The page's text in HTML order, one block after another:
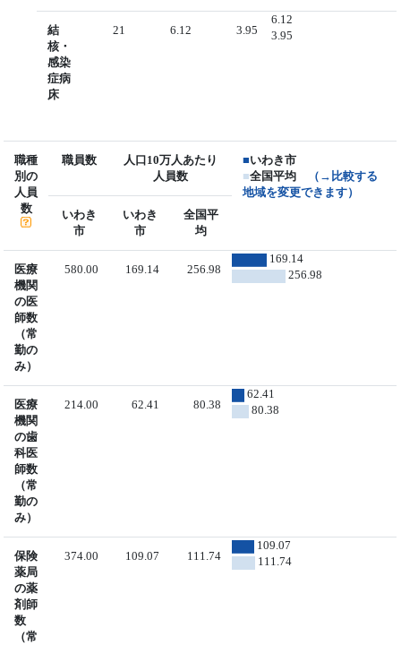
結
核・
感染
症病
床
21 6.12 3.95
6.12
3.95
職種
別の
人員
数
職員数
人口10万人あたり
人員数
■いわき市
■全国平均
（→比較する
地域を変更できます）
いわき
市
いわき
市
全国平
均
医療
機関
の医
師数
（常
勤の
み）
580.00 169.14 256.98
169.14
256.98
医療
機関
の歯
科医
師数
（常
勤の
み）
214.00 62.41 80.38
62.41
80.38
保険
薬局
の薬
剤師
数
（常
374.00 109.07 111.74
109.07
111.74